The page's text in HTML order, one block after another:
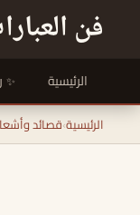
فن
الرئيسية
الرئيسية›قصائد